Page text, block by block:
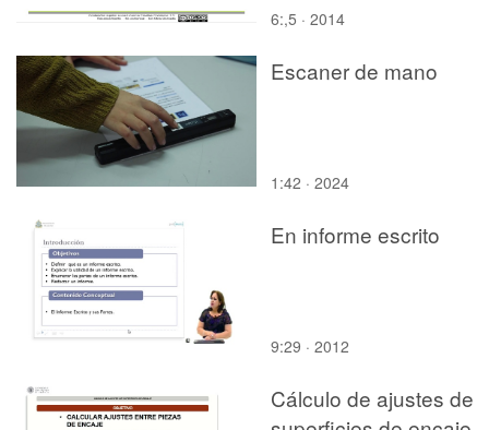
6:,5 · 2014
Escaner de mano
1:42 · 2024
En informe escrito
9:29 · 2012
Cálculo de ajustes de